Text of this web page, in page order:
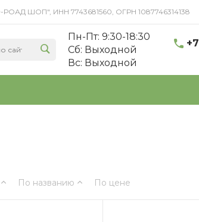
ШОП", ИНН 7743681560, ОГРН 1087746314138
Пн-Пт: 9:30-18:30
Cб: Выходной
Вс: Выходной
По названию По цене